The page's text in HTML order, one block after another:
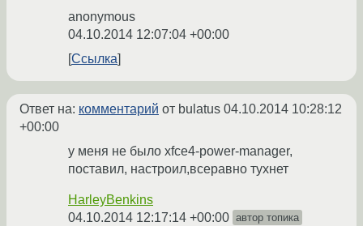
anonymous
04.10.2014 12:07:04 +00:00
Ссылка
Ответ на: комментарий от bulatus 04.10.2014 10:28:12
+00:00
у меня не было xfce4-power-manager,
поставил, настроил,всеравно тухнет
HarleyBenkins
04.10.2014 12:17:14 +00:00 автор топика